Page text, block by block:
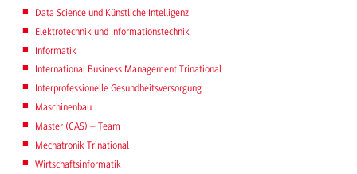
Data Science und Künstliche Intelligenz
Elektrotechnik und Informationstechnik
Informatik
International Business Management Trinational
Interprofessionelle Gesundheitsversorgung
Maschinenbau
Master (CAS) – Team
Mechatronik Trinational
Wirtschaftsinformatik